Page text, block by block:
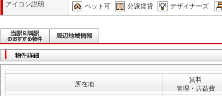
アイコン説明 ペット可 分譲賃貸 デザイナーズ
所在地
賃料
管理・共益費